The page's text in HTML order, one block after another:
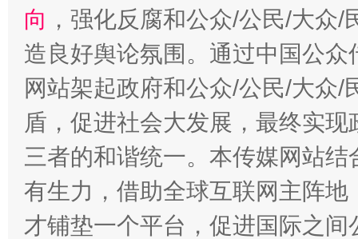
向 ，强化反腐和公众/公民/大众
造良好舆论氛围。通过中国公
网站架起政府和公众/公民/大众
盾，促进社会大发展，最终实
三者的和谐统一。本传媒网站
有生力，借助全球互联网主阵
才铺垫一个平台，促进国际之